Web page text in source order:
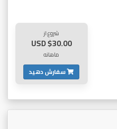
شروع از
$30.00 USD
ماهانه
سفارش دهید